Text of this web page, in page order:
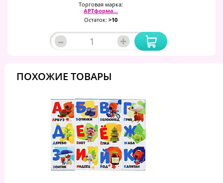
Торговая марка:
АРТформа...
Остаток: >10
– +
ПОХОЖИЕ ТОВАРЫ